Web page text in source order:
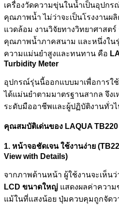
เครื่องวัดความขุ่นในน้ำเป็นอุปก
คุณภาพน้ำ ไม่ว่าจะเป็นโรงงานผ
แวดล้อม งานวิจัยทางวิทยาศาสตร์
คุณภาพน้ำภาคสนาม และหนึ่งใน
ความแม่นยำสูงและทนทาน คือ
Turbidity Meter
อุปกรณ์รุ่นนี้ออกแบบมาเพื่อการใ
ได้แม่นยำตามมาตรฐานสากล จึง
ระดับมืออาชีพและผู้ปฏิบัติงานทั่วไ
คุณสมบัติเด่นของ LAQUA TB220
1. หน้าจอชัดเจน ใช้งานง่าย
View with Details)
จากภาพด้านหน้า ผู้ใช้งานจะเห็นว่
LCD ขนาดใหญ่ แสดงผลค่าควา
แม้ในที่แสงน้อย ปุ่มควบคุมถูกจัดว